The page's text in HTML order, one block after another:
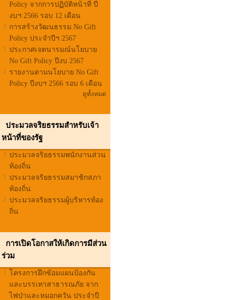
Policy จากการปฏิบัติหน้าที่ ปี
งบฯ 2566 รอบ 12 เดือน
การสร้างวัฒนธรรม No Gift
Policy ประจำปีฯ 2567
ประกาศเจตนารมณ์นโยบาย
No Gift Policy ปีงบ 2567
รายงานตามนโยบาย No Gift
Policy ปีงบฯ 2566 รอบ 6 เดือน
ดูทั้งหมด
ประมวลจริยธรรมสำหรับเจ้า
หน้าที่ของรัฐ
ประมวลจริยธรรมพนักงานส่วน
ท้องถิ่น
ประมวลจริยธรรมสมาชิกสภา
ท้องถิ่น
ประมวลจริยธรรมผู้บริหารท้อง
ถิ่น
การเปิดโอกาสให้เกิดการมีส่วน
ร่วม
โครงการฝึกซ้อมแผนป้องกัน
และบรรเทาสาธารณภัย จาก
ไฟป่าและหมอกควัน ประจำปี